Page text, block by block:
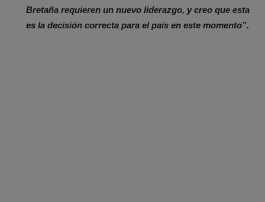
Bretaña requieren un nuevo liderazgo, y creo que esta
es la decisión correcta para el país en este momento”.